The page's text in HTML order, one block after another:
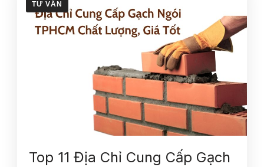
TƯ VẤN
Top 11 Địa Chỉ Cung Cấp Gạch